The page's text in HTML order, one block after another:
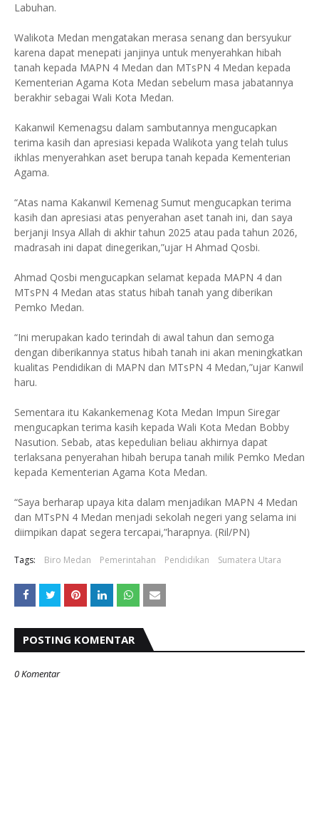
Labuhan.
Walikota Medan mengatakan merasa senang dan bersyukur
karena dapat menepati janjinya untuk menyerahkan hibah
tanah kepada MAPN 4 Medan dan MTsPN 4 Medan kepada
Kementerian Agama Kota Medan sebelum masa jabatannya
berakhir sebagai Wali Kota Medan.
Kakanwil Kemenagsu dalam sambutannya mengucapkan
terima kasih dan apresiasi kepada Walikota yang telah tulus
ikhlas menyerahkan aset berupa tanah kepada Kementerian
Agama.
“Atas nama Kakanwil Kemenag Sumut mengucapkan terima
kasih dan apresiasi atas penyerahan aset tanah ini, dan saya
berjanji Insya Allah di akhir tahun 2025 atau pada tahun 2026,
madrasah ini dapat dinegerikan,”ujar H Ahmad Qosbi.
Ahmad Qosbi mengucapkan selamat kepada MAPN 4 dan
MTsPN 4 Medan atas status hibah tanah yang diberikan
Pemko Medan.
“Ini merupakan kado terindah di awal tahun dan semoga
dengan diberikannya status hibah tanah ini akan meningkatkan
kualitas Pendidikan di MAPN dan MTsPN 4 Medan,”ujar Kanwil
haru.
Sementara itu Kakankemenag Kota Medan Impun Siregar
mengucapkan terima kasih kepada Wali Kota Medan Bobby
Nasution. Sebab, atas kepedulian beliau akhirnya dapat
terlaksana penyerahan hibah berupa tanah milik Pemko Medan
kepada Kementerian Agama Kota Medan.
“Saya berharap upaya kita dalam menjadikan MAPN 4 Medan
dan MTsPN 4 Medan menjadi sekolah negeri yang selama ini
diimpikan dapat segera tercapai,”harapnya. (Ril/PN)
Tags: Biro Medan Pemerintahan Pendidikan Sumatera Utara
POSTING KOMENTAR
0 Komentar